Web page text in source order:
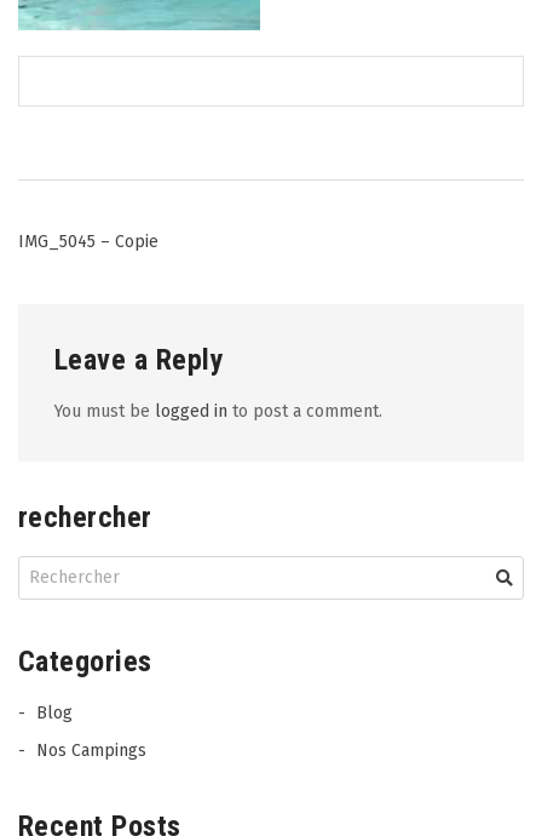
Post
IMG_5045 – Copie
Leave a Reply
You must be logged in to post a comment.
rechercher
Categories
Blog
Nos Campings
Recent Posts